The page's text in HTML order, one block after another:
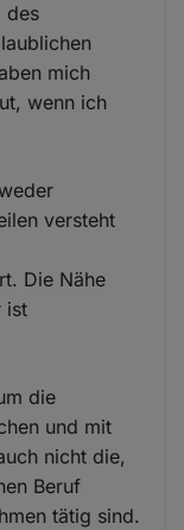
des
mich
wenn ich
versteht
Die Nähe
ist
die
und mit
nicht die,
Beruf
tätig sind.